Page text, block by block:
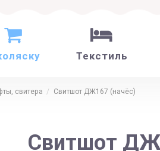
Текстиль
свитера Свитшот ДЖ167 (начёс)
Свитшот